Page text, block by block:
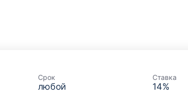
Срок
любой
Ставка
14%